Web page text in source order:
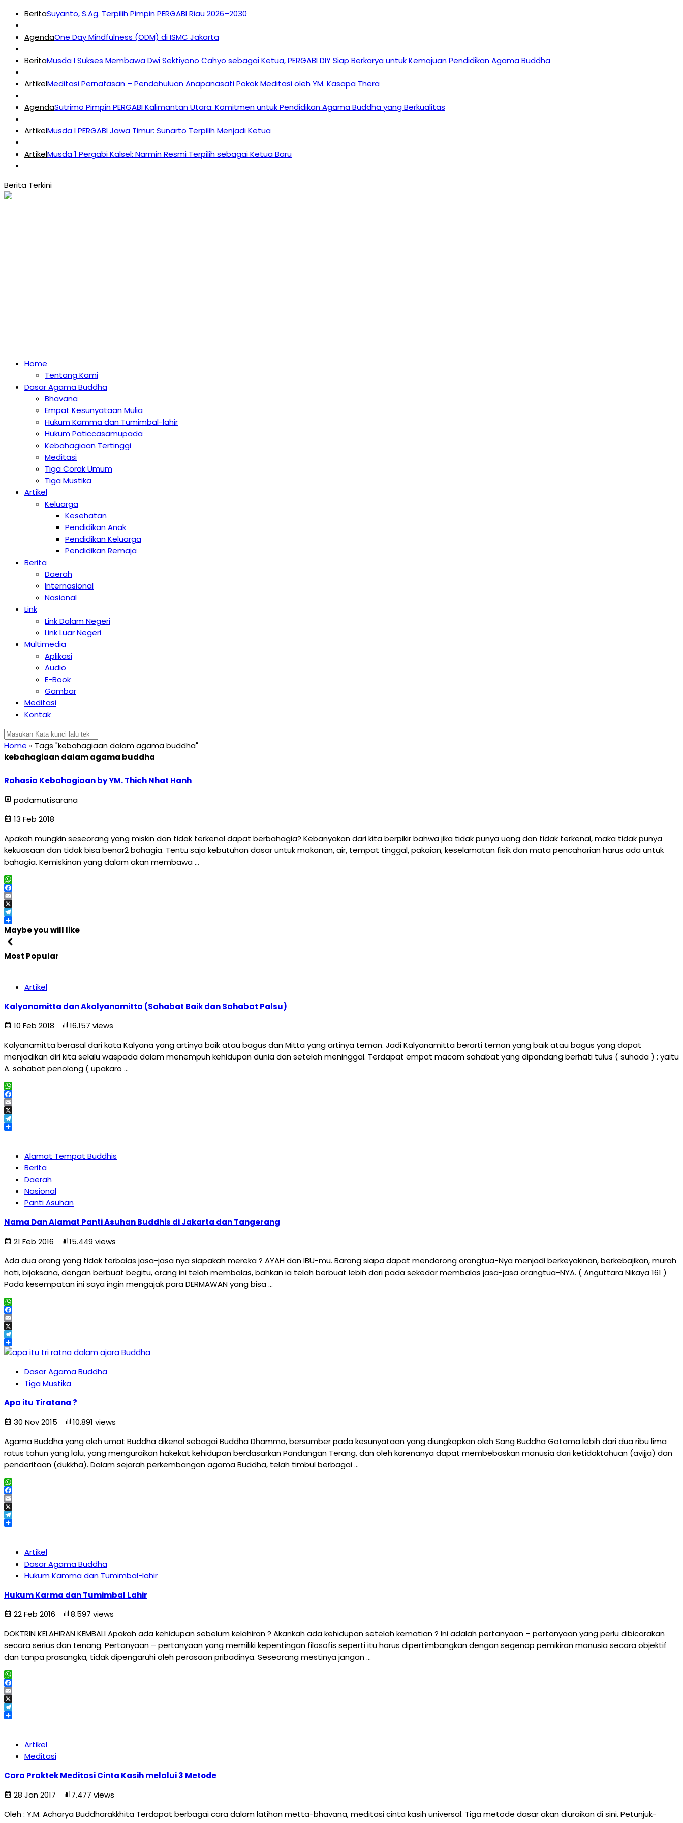
BeritaSuyanto, S.Ag. Terpilih Pimpin PERGABI Riau 2026–2030
AgendaOne Day Mindfulness (ODM) di ISMC Jakarta
BeritaMusda I Sukses Membawa Dwi Sektiyono Cahyo sebagai Ketua, PERGABI DIY Siap Berkarya untuk Kemajuan Pendidikan Agama Buddha
ArtikelMeditasi Pernafasan – Pendahuluan Anapanasati Pokok Meditasi oleh YM. Kasapa Thera
AgendaSutrimo Pimpin PERGABI Kalimantan Utara: Komitmen untuk Pendidikan Agama Buddha yang Berkualitas
ArtikelMusda I PERGABI Jawa Timur: Sunarto Terpilih Menjadi Ketua
ArtikelMusda 1 Pergabi Kalsel: Narmin Resmi Terpilih sebagai Ketua Baru
Home
Tentang Kami
Dasar Agama Buddha
Bhavana
Empat Kesunyataan Mulia
Hukum Kamma dan Tumimbal-lahir
Hukum Paticcasamupada
Kebahagiaan Tertinggi
Meditasi
Tiga Corak Umum
Tiga Mustika
Artikel
Keluarga
Kesehatan
Pendidikan Anak
Pendidikan Keluarga
Pendidikan Remaja
Berita
Daerah
Internasional
Nasional
Link
Link Dalam Negeri
Link Luar Negeri
Multimedia
Aplikasi
Audio
E-Book
Gambar
Meditasi
Kontak
Home » Tags "kebahagiaan dalam agama buddha"
kebahagiaan dalam agama buddha
Rahasia Kebahagiaan by YM. Thich Nhat Hanh
padamutisarana
13 Feb 2018
Apakah mungkin seseorang yang miskin dan tidak terkenal dapat berbahagia? Kebanyakan dari kita berpikir bahwa jika tidak punya uang dan tidak terkenal, maka tidak punya
kekuasaan dan tidak bisa benar2 bahagia. Tentu saja kebutuhan dasar untuk makanan, air, tempat tinggal, pakaian, keselamatan fisik dan mata pencaharian harus ada untuk
bahagia. Kemiskinan yang dalam akan membawa …
WhatsApp
Facebook
Email
X
Telegram
Share
Maybe you will like
Most Popular
Artikel
Kalyanamitta dan Akalyanamitta (Sahabat Baik dan Sahabat Palsu)
10 Feb 2018
16.157 views
Kalyanamitta berasal dari kata Kalyana yang artinya baik atau bagus dan Mitta yang artinya teman. Jadi Kalyanamitta berarti teman yang baik atau bagus yang dapat
menjadikan diri kita selalu waspada dalam menempuh kehidupan dunia dan setelah meninggal. Terdapat empat macam sahabat yang dipandang berhati tulus ( suhada ) : yaitu
A. sahabat penolong ( upakaro …
WhatsApp
Facebook
Email
X
Telegram
Alamat Tempat Buddhis
Berita
Daerah
Nasional
Panti Asuhan
Nama Dan Alamat Panti Asuhan Buddhis di Jakarta dan Tangerang
21 Feb 2016
15.449 views
Ada dua orang yang tidak terbalas jasa-jasa nya siapakah mereka ? AYAH dan IBU-mu. Barang siapa dapat mendorong orangtua-Nya menjadi berkeyakinan, berkebajikan, murah
hati, bijaksana, dengan berbuat begitu, orang ini telah membalas, bahkan ia telah berbuat lebih dari pada sekedar membalas jasa-jasa orangtua-NYA. ( Anguttara Nikaya 161 )
Pada kesempatan ini saya ingin mengajak para DERMAWAN yang bisa …
WhatsApp
Facebook
Email
X
Telegram
Share
Dasar Agama Buddha
Tiga Mustika
Apa itu Tiratana ?
30 Nov 2015
10.891 views
Agama Buddha yang oleh umat Buddha dikenal sebagai Buddha Dhamma, bersumber pada kesunyataan yang diungkapkan oleh Sang Buddha Gotama lebih dari dua ribu lima
ratus tahun yang lalu, yang menguraikan hakekat kehidupan berdasarkan Pandangan Terang, dan oleh karenanya dapat membebaskan manusia dari ketidaktahuan (avijja) dan
penderitaan (dukkha). Dalam sejarah perkembangan agama Buddha, telah timbul berbagai …
WhatsApp
Facebook
Email
X
Telegram
Artikel
Dasar Agama Buddha
Hukum Kamma dan Tumimbal-lahir
Hukum Karma dan Tumimbal Lahir
22 Feb 2016
8.597 views
DOKTRIN KELAHIRAN KEMBALI Apakah ada kehidupan sebelum kelahiran ? Akankah ada kehidupan setelah kematian ? Ini adalah pertanyaan – pertanyaan yang perlu dibicarakan
secara serius dan tenang. Pertanyaan – pertanyaan yang memiliki kepentingan filosofis seperti itu harus dipertimbangkan dengan segenap pemikiran manusia secara objektif
dan tanpa prasangka, tidak dipengaruhi oleh perasaan pribadinya. Seseorang mestinya jangan …
WhatsApp
Facebook
Email
X
Telegram
Artikel
Meditasi
Cara Praktek Meditasi Cinta Kasih melalui 3 Metode
28 Jan 2017
7.477 views
Oleh : Y.M. Acharya Buddharakkhita Terdapat berbagai cara dalam latihan metta-bhavana, meditasi cinta kasih universal. Tiga metode dasar akan diuraikan di sini. Petunjuk-